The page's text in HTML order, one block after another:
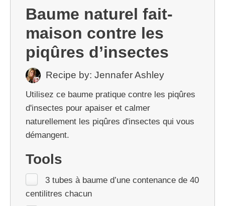
Baume naturel fait-
maison contre les
piqûres d’insectes
Recipe by: Jennafer Ashley
Utilisez ce baume pratique contre les piqûres
d'insectes pour apaiser et calmer
naturellement les piqûres d'insectes qui vous
démangent.
Tools
3 tubes à baume d’une contenance de 40
centilitres chacun